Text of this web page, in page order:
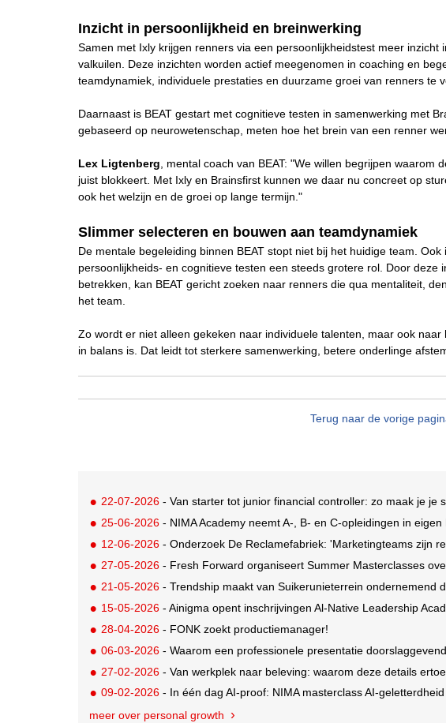
Inzicht in persoonlijkheid en breinwerking
Samen met Ixly krijgen renners via een persoonlijkheidstest meer inzicht
valkuilen. Deze inzichten worden actief meegenomen in coaching en
teamdynamiek, individuele prestaties en duurzame groei van renners te
Daarnaast is BEAT gestart met cognitieve testen in samenwerking met
gebaseerd op neurowetenschap, meten hoe het brein van een renner
Lex Ligtenberg , mental coach van BEAT: "We willen begrijpen
juist blokkeert. Met Ixly en Brainsfirst kunnen we daar nu concreet op
ook het welzijn en de groei op lange termijn."
Slimmer selecteren en bouwen aan teamdynamiek
De mentale begeleiding binnen BEAT stopt niet bij het huidige team.
persoonlijkheids- en cognitieve testen een steeds grotere rol. Door deze
betrekken, kan BEAT gericht zoeken naar renners die qua mentaliteit,
het team.
Zo wordt er niet alleen gekeken naar individuele talenten, maar ook
in balans is. Dat leidt tot sterkere samenwerking, betere onderlinge
Terug naar de vorige
22-07-2026 - Van starter tot junior financial controller: zo maak je je
25-06-2026 - NIMA Academy neemt A-, B- en C-opleidingen in eigen
12-06-2026 - Onderzoek De Reclamefabriek: 'Marketingteams zijn
27-05-2026 - Fresh Forward organiseert Summer Masterclasses
21-05-2026 - Trendship maakt van Suikerunieterrein ondernemend
15-05-2026 - Ainigma opent inschrijvingen Al-Native Leadership
28-04-2026 - FONK zoekt productiemanager!
06-03-2026 - Waarom een professionele presentatie
27-02-2026 - Van werkplek naar beleving: waarom deze details
09-02-2026 - In één dag AI-proof: NIMA masterclass AI-
meer over personal growth